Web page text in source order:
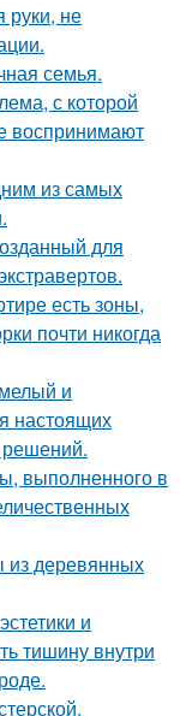
руки, не
семья.
с которой
воспринимают
из самых
для
есть зоны,
почти никогда
и
настоящих
решений.
выполненного в
из деревянных
и
тишину внутри